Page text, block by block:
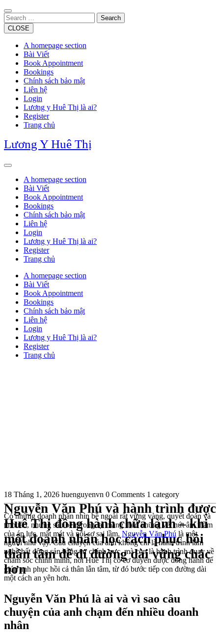
Skip
to
content
Search
CLOSE
A homepage section
Bài Viết
Book Appointment
Bookings
Chính sách bảo mật
Liên hệ
Login
Lương y Huê Thị là ai?
Register
Trang chủ
Lương Y Huê Thị
Open
ButtonA homepage section
Bài Viết
Book Appointment
Bookings
Chính sách bảo mật
Liên hệ
Login
Lương y Huê Thị là ai?
Register
Trang chủ
Close
Button
A homepage section
Bài Viết
Book Appointment
Bookings
Chính sách bảo mật
Liên hệ
Login
Lương y Huê Thị là ai?
Register
Trang chủ
Nguyễn Văn Phú và hành trình được
Huê Thị đồng hành chữa lành – khi
một doanh nhân học cách phục hồi
thân tâm để đi đường dài vững chắc
hơn
18 Tháng 1, 2026 huenguyenvn 0 Comments 1 category
Có những doanh nhân nhìn bề ngoài rất vững vàng, quyết đoán và
tỉnh táo, nhưng sâu bên trong lại mang theo những vết nứt âm thầm
của áp lực, mất mát và nỗi sợ sai lầm. Nguyễn Văn Phú là một
người như vậy. Câu chuyện của anh không chỉ là hành trình làm
nghề bất động sản bằng sự chính trực, mà còn là hành trình quay về
chăm sóc chính mình, nơi Huê Thị có cơ duyên được đồng hành để
giúp anh phục hồi cả thân lẫn tâm, từ đó bước tiếp con đường dài
một cách an yên hơn.
Nguyễn Văn Phú là ai và vì sao câu
chuyện của anh chạm đến nhiều doanh
nhân